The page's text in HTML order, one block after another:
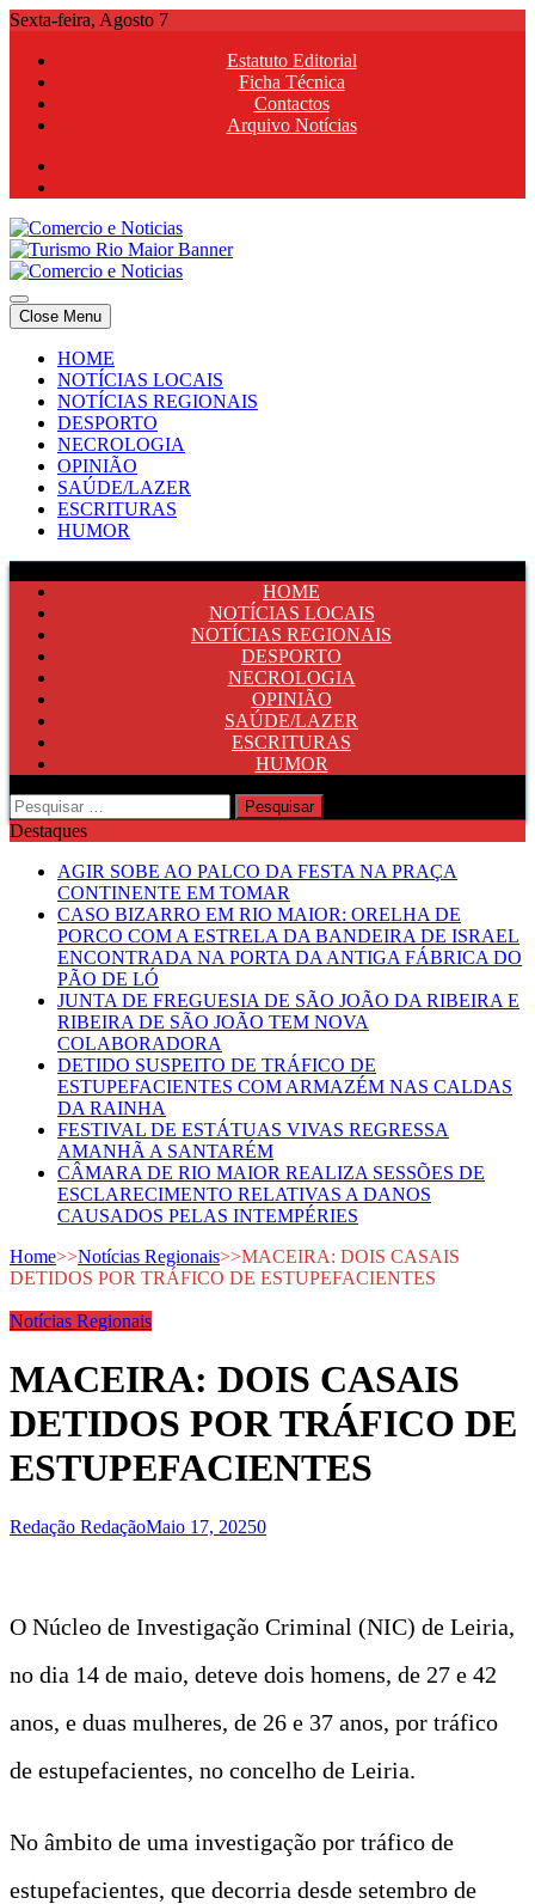
Skip
content
Sexta-feira, Agosto 7
Estatuto Editorial
Ficha Técnica
Contactos
Arquivo Notícias
Comercio e Noticias
Notícias e Publicidade Online
Comercio e Noticias
Notícias e Publicidade Online
Close Menu
HOME
NOTÍCIAS LOCAIS
NOTÍCIAS REGIONAIS
DESPORTO
NECROLOGIA
OPINIÃO
SAÚDE/LAZER
ESCRITURAS
HUMOR
HOME
NOTÍCIAS LOCAIS
NOTÍCIAS REGIONAIS
DESPORTO
NECROLOGIA
OPINIÃO
SAÚDE/LAZER
ESCRITURAS
HUMOR
Pesquisar
por:
Destaques
AGIR SOBE AO PALCO DA FESTA NA PRAÇA
CONTINENTE EM TOMAR
CASO BIZARRO EM RIO MAIOR: ORELHA DE
PORCO COM A ESTRELA DA BANDEIRA DE ISRAEL
ENCONTRADA NA PORTA DA ANTIGA FÁBRICA DO
PÃO DE LÓ
JUNTA DE FREGUESIA DE SÃO JOÃO DA RIBEIRA E
RIBEIRA DE SÃO JOÃO TEM NOVA
COLABORADORA
DETIDO SUSPEITO DE TRÁFICO DE
ESTUPEFACIENTES COM ARMAZÉM NAS CALDAS
DA RAINHA
FESTIVAL DE ESTÁTUAS VIVAS REGRESSA
AMANHÃ A SANTARÉM
CÂMARA DE RIO MAIOR REALIZA SESSÕES DE
ESCLARECIMENTO RELATIVAS A DANOS
CAUSADOS PELAS INTEMPÉRIES
Home>>Notícias Regionais>>MACEIRA: DOIS CASAIS
DETIDOS POR TRÁFICO DE ESTUPEFACIENTES
Notícias Regionais
MACEIRA: DOIS CASAIS
DETIDOS POR TRÁFICO DE
ESTUPEFACIENTES
Redação RedaçãoMaio 17, 20250
O Núcleo de Investigação Criminal (NIC) de Leiria,
no dia 14 de maio, deteve dois homens, de 27 e 42
anos, e duas mulheres, de 26 e 37 anos, por tráfico
de estupefacientes, no concelho de Leiria.
No âmbito de uma investigação por tráfico de
estupefacientes, que decorria desde setembro de